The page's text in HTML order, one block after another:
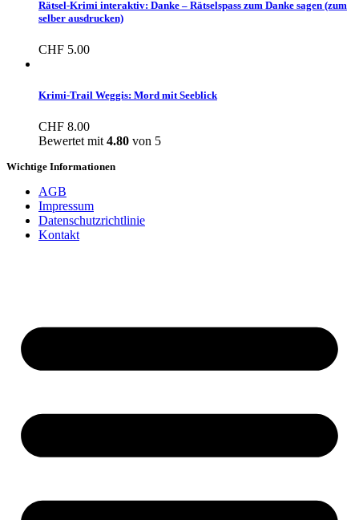
Rätsel-Krimi interaktiv: Danke – Rätselspass zum Danke sagen (zum
selber ausdrucken)
CHF 5.00
Krimi-Trail Weggis: Mord mit Seeblick
CHF 8.00
Bewertet mit 4.80 von 5
Wichtige Informationen
AGB
Impressum
Datenschutzrichtlinie
Kontakt